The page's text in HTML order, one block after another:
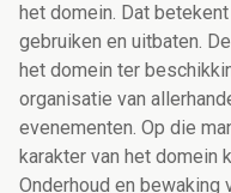
het domein. Dat
gebruiken en uitbaten.
het domein ter
organisatie van
evenementen. Op die
karakter van het domein
Onderhoud en bewaking